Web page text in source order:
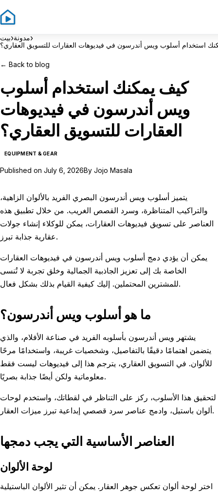
بيت›مدونة›
استخدام أسلوب ويس أندرسون في فيديوهات العقارات للتسويق العقاري؟
← Back to blog
كيف يمكنك استخدام أسلوب
ويس أندرسون في فيديوهات
العقارات للتسويق العقاري؟
EQUIPMENT & GEAR
Published on July 6, 2026By Jojo Masala
يتميز أسلوب ويس أندرسون البصري الفريد بالألوان الزاهية،
والتراكيب المتناظرة، وسرد القصص الغريب. من خلال تطبيق هذه
العناصر على تسويق فيديوهات العقارات، يمكن للوكلاء إنشاء جولات
عقارية جذابة تبرز.
يمكن أن يؤدي دمج أسلوب ويس أندرسون في فيديوهات العقارات
الخاصة بك إلى تعزيز الجاذبية الجمالية وخلق تجربة لا تُنسى
للمشترين المحتملين. إليك كيفية القيام بذلك بشكل فعال.
ما هو أسلوب ويس أندرسون؟
يشتهر ويس أندرسون بأسلوبه الفريد في صناعة الأفلام، والذي
يتضمن اهتمامًا دقيقًا بالتفاصيل، وشخصيات غريبة، واستخدامًا مرحًا
للألوان. في التسويق العقاري، يترجم هذا إلى فيديوهات ليست فقط
معلوماتية ولكن أيضًا جذابة بصريًا.
لتحقيق هذا الأسلوب، ركز على التناظر في لقطاتك، واستخدم لوحات
ألوان باستيل، وادمج عناصر سرد قصصي إبداعية تبرز ميزات العقار.
العناصر الأساسية التي يجب دمجها
لوحة الألوان
اختر لوحة ألوان تعكس جوهر العقار. يمكن أن تثير الألوان الباستيلية